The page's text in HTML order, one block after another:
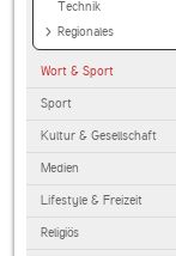
Technik
Regionales
Wort & Sport
Sport
Kultur & Gesellschaft
Medien
Lifestyle & Freizeit
Religiös